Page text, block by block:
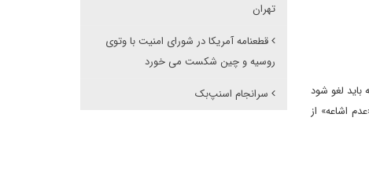
باید لغو شود
«عدم اشاعه» از
تهران
قطعنامه آمریکا در شورای امنیت با وتوی
روسیه و چین شکست می خورد
سرانجام اسنپ‌بک